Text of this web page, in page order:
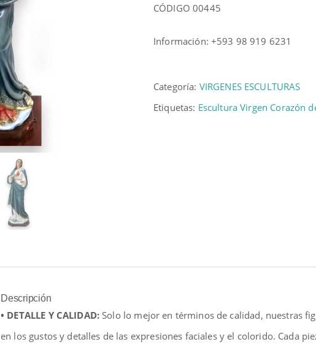
CÓDIGO 00445
Información: +593 98 919 6231
Categoría: VIRGENES ESCULTURAS
Etiquetas: Escultura Virgen Corazón
Descripción
• DETALLE Y CALIDAD: Solo lo mejor en términos de calidad, nuestras
en los gustos y detalles de las expresiones faciales y el colorido. Cada